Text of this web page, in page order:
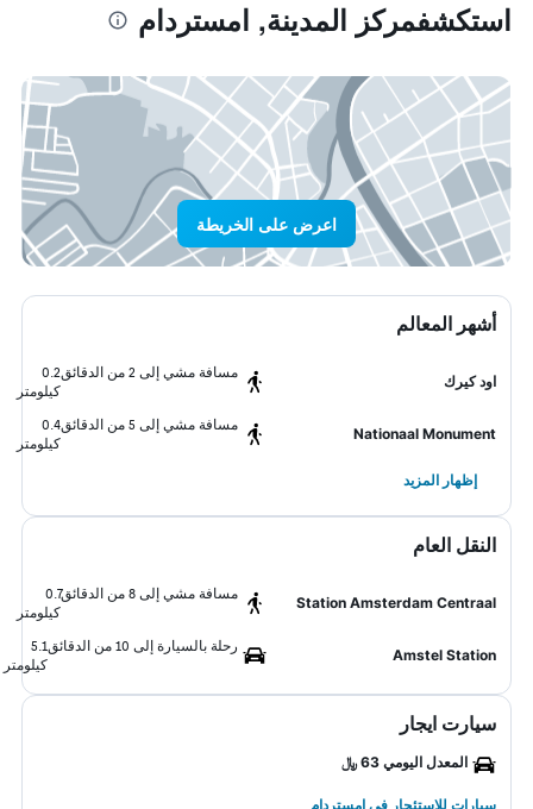
استكشفمركز المدينة, امستردام
اعرض على الخريطة
أشهر المعالم
اود كيرك
مسافة مشي إلى 2 من الدقائق
0.2
كيلومتر
Nationaal Monument
مسافة مشي إلى 5 من الدقائق
0.4
كيلومتر
إظهار المزيد
النقل العام
Station Amsterdam Centraal
مسافة مشي إلى 8 من الدقائق
0.7
كيلومتر
Amstel Station
رحلة بالسيارة إلى 10 من الدقائق
5.1
كيلومتر
سيارت ايجار
المعدل اليومي 63 ﷼
سيارات للاستئجار في امستردام